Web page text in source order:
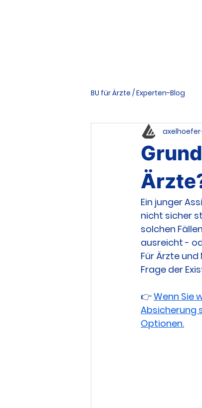
BU für Ärzte / Experten-Blog
Vertrag & Bedingungen
Tools & Downloads
axelhoefer
Ein junger
nicht sicher
solchen
ausreicht -
Für Ärzte
Frage der
👉 Wenn Sie
Absicherung
Optionen.